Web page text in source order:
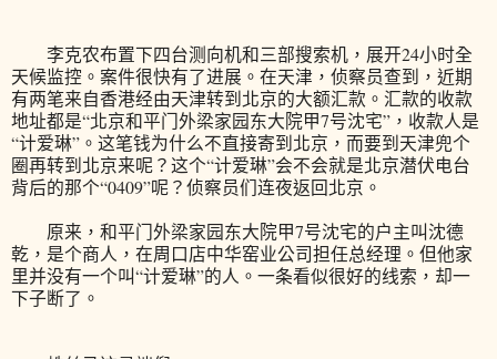
李克农布置下四台测向机和三部搜索机，展开24小时全
天候监控。案件很快有了进展。在天津，侦察员查到，近期
有两笔来自香港经由天津转到北京的大额汇款。汇款的收款
地址都是“北京和平门外梁家园东大院甲7号沈宅”，收款人是
“计爱琳”。这笔钱为什么不直接寄到北京，而要到天津兜个
圈再转到北京来呢？这个“计爱琳”会不会就是北京潜伏电台
背后的那个“0409”呢？侦察员们连夜返回北京。
原来，和平门外梁家园东大院甲7号沈宅的户主叫沈德
乾，是个商人，在周口店中华窑业公司担任总经理。但他家
里并没有一个叫“计爱琳”的人。一条看似很好的线索，却一
下子断了。